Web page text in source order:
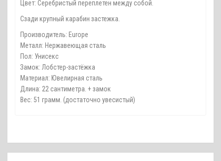
Цвет: Серебристый переплетен между собой.
Сзади крупный карабин застежка.
Производитель: Europe
Металл: Нержавеющая сталь
Пол: Унисекс
Замок: Лобстер-застёжка
Материал: Ювелирная сталь
Длина: 22 сантиметра. + замок
Вес: 51 грамм. (достаточно увесистый)